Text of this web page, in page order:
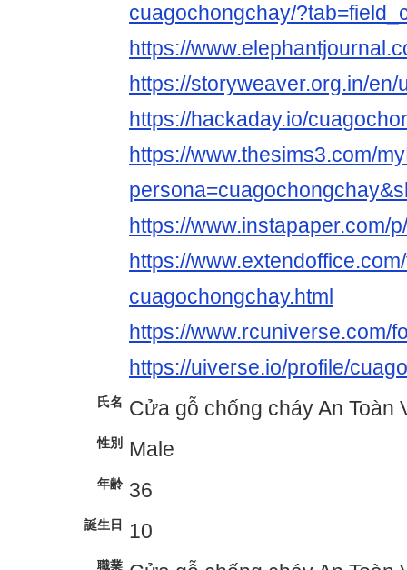
cuagochongchay/
https://
https://storyweaver.org.in/
https://hackaday.io/
https://www.thesims3.com/
https://www.instapaper.com/
https://
cuagochongchay.html
https://www.rcuniverse.com/
https://uiverse.io/profile/
氏名 Cửa gỗ chống cháy An Toàn
性別 Male
年齢 36
誕生日 10
職業